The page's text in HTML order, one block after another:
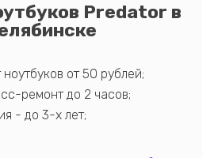
Predator в
от 50 рублей;
ремонт до 2 часов;
- до 3-х лет;